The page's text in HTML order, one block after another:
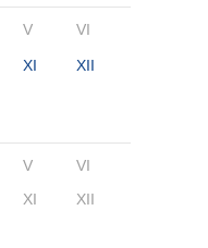
V VI
XI XII
V
VI
XI XII